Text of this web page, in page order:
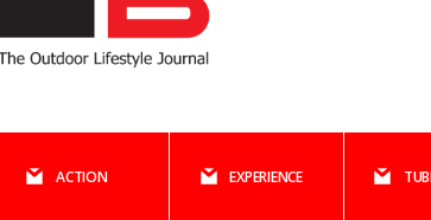
ACTION EXPERIENCE